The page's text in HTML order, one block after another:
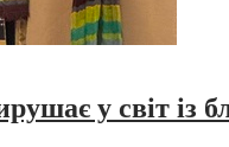
у світ із